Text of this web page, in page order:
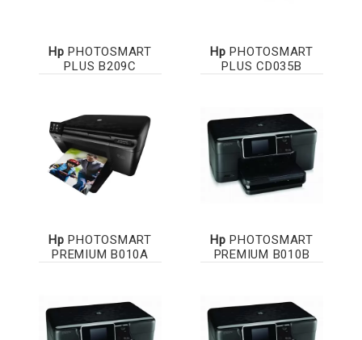
Hp PHOTOSMART
PLUS B209C
Hp PHOTOSMART
PLUS CD035B
Hp PHOTOSMART
PREMIUM B010A
Hp PHOTOSMART
PREMIUM B010B